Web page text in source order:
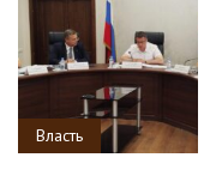
Власть